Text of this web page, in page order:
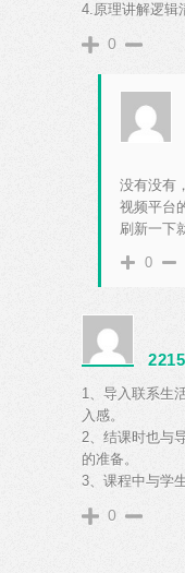
4.原理讲解逻辑
0
没有没有
视频平台
刷新一下
0
1、导入联系生
入感。
2、结课时也与
的准备。
3、课程中与学
0